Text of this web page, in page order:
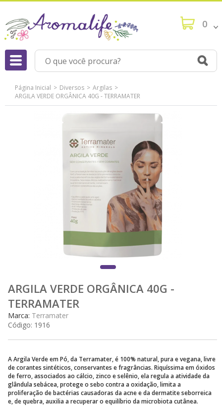
0
Página Inicial Diversos
Argilas
ARGILA VERDE ORGÂNICA 40G - TERRAMATER
ARGILA VERDE ORGÂNICA 40G -
TERRAMATER
Marca: Terramater
Código: 1916
A Argila Verde em Pó, da Terramater, é 100% natural, pura e vegana, livre
de corantes sintéticos, conservantes e fragrâncias. Riquíssima em óxidos
de ferro, associados ao cálcio, zinco e selênio, ela regula a atividade da
glândula sebácea, protege o sebo contra a oxidação, limita a
proliferação de bactérias causadoras da acne e da dermatite seborreica
e, de quebra, auxilia a recuperar o equilíbrio da microbiota cutânea.